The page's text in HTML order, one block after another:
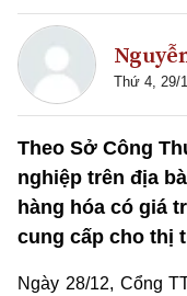
Thứ 4, 29/
Theo Sở Công
nghiệp trên địa
hàng hóa có giá
cung cấp cho thị
Ngày 28/12, Cổng